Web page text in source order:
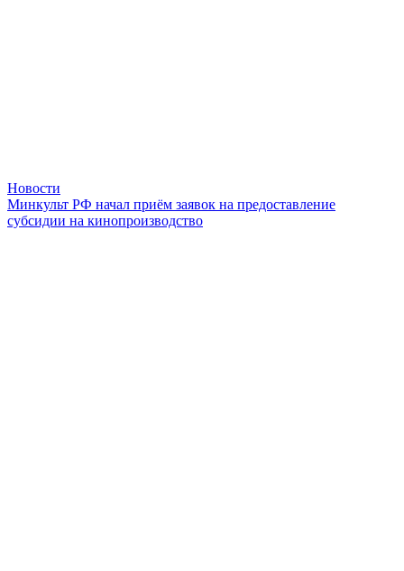
Новости
Минкульт РФ начал приём заявок на предоставление
субсидии на кинопроизводство